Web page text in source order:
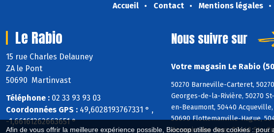
Afin de vous offrir la meilleure expérience possible, Biocoop utilise des cookies :
Accueil Contact Mentions légales
Le Rabio
15 rue Charles Delauney
ZA le Pont
50690 Martinvast
Téléphone : 02 33 93 93 03
Coordonnées GPS : 49,6028193767331 ° ,
-1,66161262663651 °
Nous suivre sur
Votre magasin Le Rabio
50270 Barneville-Carteret,
Georges-de-la-Rivière, 50270
en-Beaumont, 50440
50690 Flottemanville-Hague,
Germain-des-Vaux, 50440 Ste-